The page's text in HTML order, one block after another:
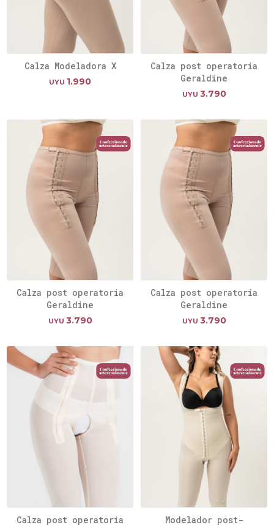
Calza Modeladora X
UYU 1.990
Calza post operatoria
Geraldine
UYU 3.790
Calza post operatoria
Geraldine
UYU 3.790
Calza post operatoria
Geraldine
UYU 3.790
Calza post operatoria
Modelador post-